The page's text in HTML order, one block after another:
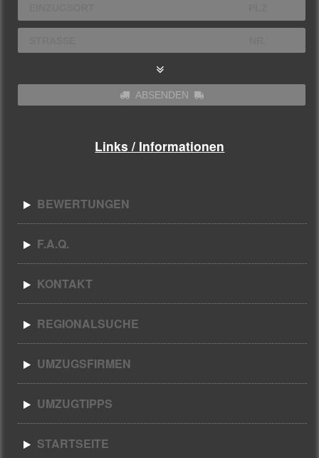
ABSENDEN
Links / Informationen
BEWERTUNGEN
F.A.Q.
KONTAKT
REGIONALSUCHE
UMZUGSFIRMEN
UMZUGTIPPS
STARTSEITE